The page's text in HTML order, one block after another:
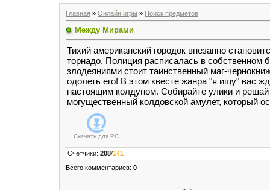
Главная » Онлайн игры » Поиск предметов
Между Мирами
Тихий американский городок внезапно
торнадо. Полиция расписалась в собственном
злодеяниями стоит таинственный маг-
одолеть его! В этом квесте жанра "я ищу" вас
настоящим колдуном. Собирайте улики и
могущественный колдовской амулет, который
Скачать для PC
Счетчики: 208/141
Всего комментариев: 0